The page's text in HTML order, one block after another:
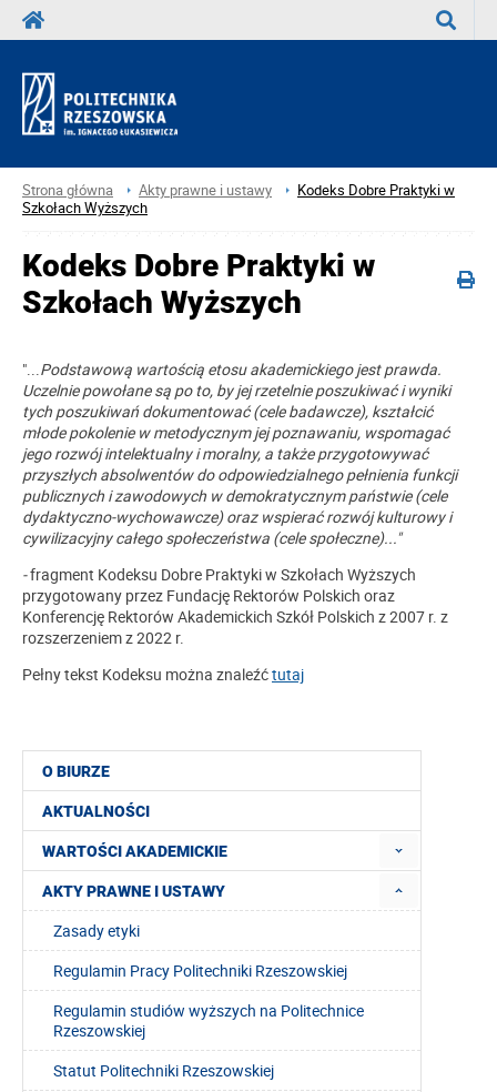
Strona główna Akty prawne i ustawy
Kodeks Dobre Praktyki w
Szkołach Wyższych
O BIURZE
AKTUALNOŚCI
WARTOŚCI AKADEMICKIE
AKTY PRAWNE I USTAWY
Zasady etyki
Regulamin Pracy Politechniki Rzeszowskiej
Regulamin studiów wyższych na Politechnice
Rzeszowskiej
Statut Politechniki Rzeszowskiej
Kodeks Dobre Praktyki w
Szkołach Wyższych
"...Podstawową wartością etosu akademickiego jest prawda.
Uczelnie powołane są po to, by jej rzetelnie poszukiwać i wyniki
tych poszukiwań dokumentować (cele badawcze), kształcić
młode pokolenie w metodycznym jej poznawaniu, wspomagać
jego rozwój intelektualny i moralny, a także przygotowywać
przyszłych absolwentów do odpowiedzialnego pełnienia funkcji
publicznych i zawodowych w demokratycznym państwie (cele
dydaktyczno-wychowawcze) oraz wspierać rozwój kulturowy i
cywilizacyjny całego społeczeństwa (cele społeczne)..."
-fragment Kodeksu Dobre Praktyki w Szkołach Wyższych
przygotowany przez Fundację Rektorów Polskich oraz
Konferencję Rektorów Akademickich Szkół Polskich z 2007 r. z
rozszerzeniem z 2022 r.
Pełny tekst Kodeksu można znaleźćtutaj